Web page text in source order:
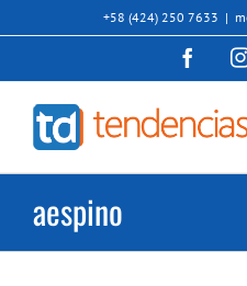
al
+58 (424) 250 7633 |
aespino